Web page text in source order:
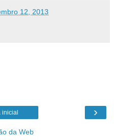
12, 2013
›
inicial
da Web